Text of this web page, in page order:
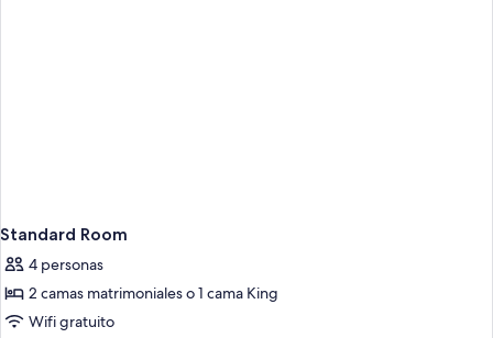
Standard Room
4 personas
2 camas matrimoniales o 1 cama King
Wifi gratuito